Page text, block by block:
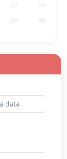
22
23
29
30